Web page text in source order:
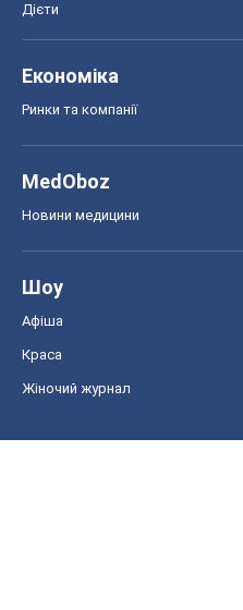
Дієти
Економіка
Ринки та компанії
MedOboz
Новини медицини
Шоу
Афіша
Краса
Жіночий журнал